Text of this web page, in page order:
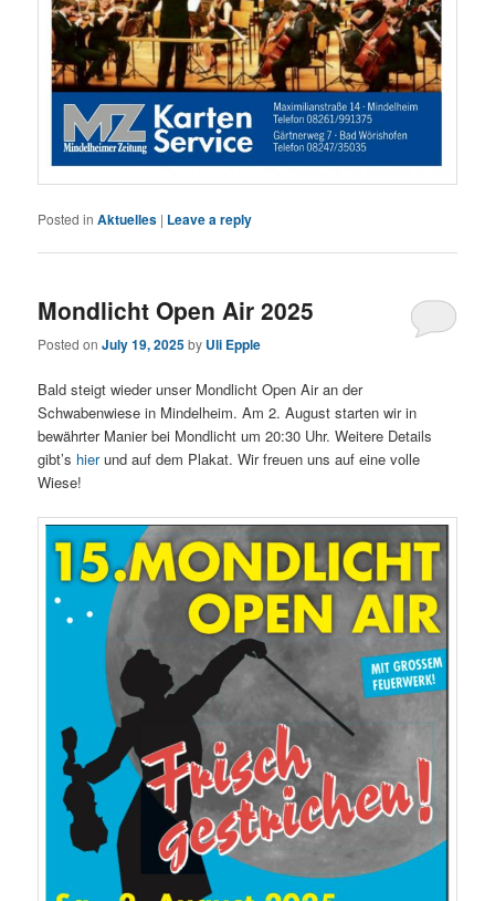
Posted in Aktuelles | Leave a reply
Mondlicht Open Air 2025
Posted onJuly 19, 2025by Uli Epple
Bald steigt wieder unser Mondlicht Open Air an der
Schwabenwiese in Mindelheim. Am 2. August starten wir in
bewährter Manier bei Mondlicht um 20:30 Uhr. Weitere Details
gibt’s hierund auf dem Plakat. Wir freuen uns auf eine volle
Wiese!